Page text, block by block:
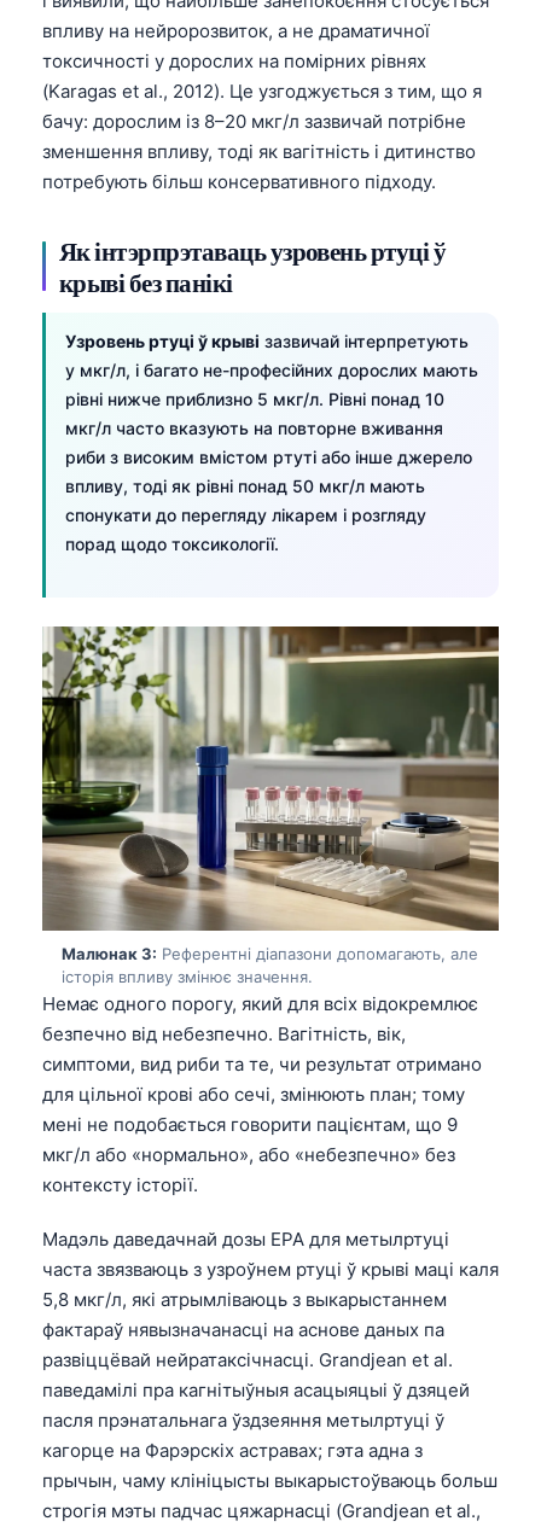
впливу на нейророзвиток, а не драматичної
токсичності у дорослих на помірних рівнях
(Karagas et al., 2012). Це узгоджується з тим, що я
бачу: дорослим із 8–20 мкг/л зазвичай потрібне
зменшення впливу, тоді як вагітність і дитинство
потребують більш консервативного підходу.
Як інтэрпрэтаваць узровень ртуці ў
крыві без панікі
Узровень ртуці ў крыві зазвичай інтерпретують
у мкг/л, і багато не-професійних дорослих мають
рівні нижче приблизно 5 мкг/л. Рівні понад 10
мкг/л часто вказують на повторне вживання
риби з високим вмістом ртуті або інше джерело
впливу, тоді як рівні понад 50 мкг/л мають
спонукати до перегляду лікарем і розгляду
порад щодо токсикології.
Малюнак 3: Референтні діапазони допомагають, але
історія впливу змінює значення.
Немає одного порогу, який для всіх відокремлює
безпечно від небезпечно. Вагітність, вік,
симптоми, вид риби та те, чи результат отримано
для цільної крові або сечі, змінюють план; тому
мені не подобається говорити пацієнтам, що 9
мкг/л або «нормально», або «небезпечно» без
контексту історії.
Мадэль даведачнай дозы EPA для метылртуці
часта звязваюць з узроўнем ртуці ў крыві маці каля
5,8 мкг/л, які атрымліваюць з выкарыстаннем
фактараў нявызначанасці на аснове даных па
развіццёвай нейратаксічнасці. Grandjean et al.
паведамілі пра кагнітыўныя асацыяцыі ў дзяцей
пасля прэнатальнага ўздзеяння метылртуці ў
кагорце на Фарэрскіх астравах; гэта адна з
прычын, чаму клініцысты выкарыстоўваюць больш
строгія мэты падчас цяжарнасці (Grandjean et al.,